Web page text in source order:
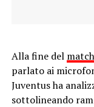
Alla fine del
parlato ai
Juventus ha
sottolineando